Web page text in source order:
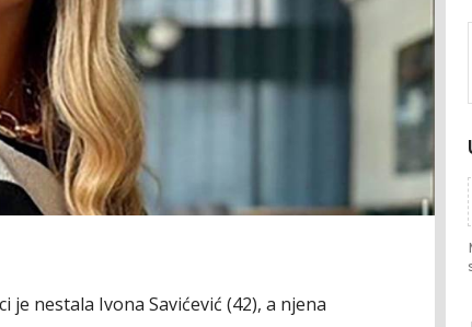
nestala Ivona Savićević (42), a njena